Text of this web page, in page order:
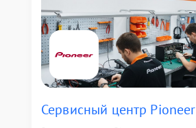
Сервисный центр Pioneer